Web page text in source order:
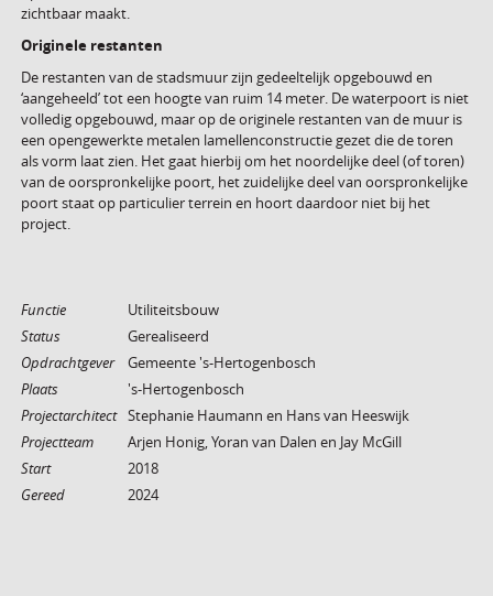
zichtbaar maakt.
Originele restanten
De restanten van de stadsmuur zijn gedeeltelijk opgebouwd en
‘aangeheeld’ tot een hoogte van ruim 14 meter. De waterpoort is niet
volledig opgebouwd, maar op de originele restanten van de muur is
een opengewerkte metalen lamellenconstructie gezet die de toren
als vorm laat zien. Het gaat hierbij om het noordelijke deel (of toren)
van de oorspronkelijke poort, het zuidelijke deel van oorspronkelijke
poort staat op particulier terrein en hoort daardoor niet bij het
project.
Functie
Utiliteitsbouw
Status
Gerealiseerd
Opdrachtgever
Gemeente 's-Hertogenbosch
Plaats
's-Hertogenbosch
Projectarchitect Stephanie Haumann en Hans van Heeswijk
Projectteam
Arjen Honig, Yoran van Dalen en Jay McGill
Start
2018
Gereed
2024